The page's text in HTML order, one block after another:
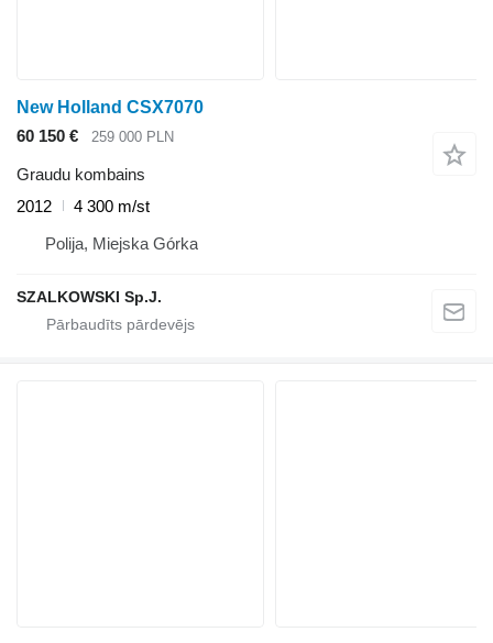
New Holland CSX7070
60 150 €
259 000 PLN
Graudu kombains
2012
4 300 m/st
Polija, Miejska Górka
SZALKOWSKI Sp.J.